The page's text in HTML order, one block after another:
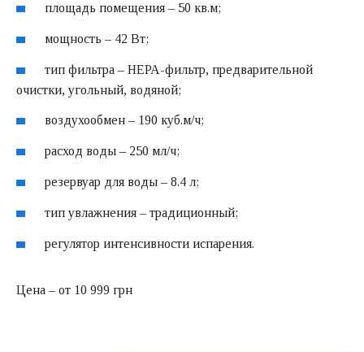
площадь помещения – 50 кв.м;
мощность – 42 Вт;
тип фильтра – НЕРА-фильтр, предварительной
очистки, угольный, водяной;
воздухообмен – 190 куб.м/ч;
расход воды – 250 мл/ч;
резервуар для воды – 8.4 л;
тип увлажнения – традиционный;
регулятор интенсивности испарения.
Цена – от 10 999 грн